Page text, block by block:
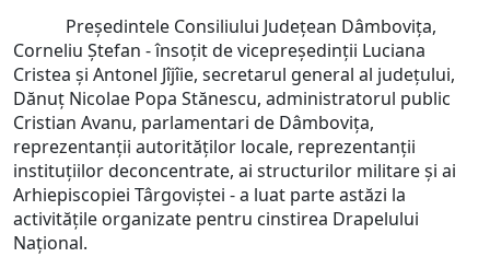
Președintele Consiliului Județean Dâmbovița,
Corneliu Ștefan - însoțit de vicepreședinții Luciana
Cristea și Antonel Jîjîie, secretarul general al județului,
Dănuț Nicolae Popa Stănescu, administratorul public
Cristian Avanu, parlamentari de Dâmbovița,
reprezentanții autorităților locale, reprezentanții
instituțiilor deconcentrate, ai structurilor militare și ai
Arhiepiscopiei Târgoviștei - a luat parte astăzi la
activitățile organizate pentru cinstirea Drapelului
Național.